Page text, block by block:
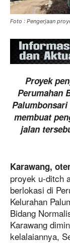
Foto : Pengerjaan
Proyek
Perumahan
Palumbonsari
membuat
jalan
Karawang,
proyek u-ditch
berlokasi di
Kelurahan
Bidang
Karawang
kelalaiannya,